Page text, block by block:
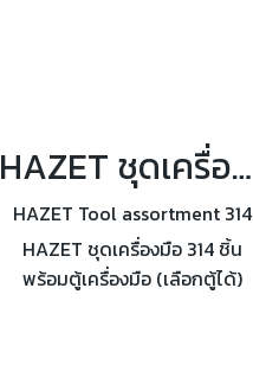
HAZET ชุดเครื่องมือ 314 ชิ้น พร้อมตู้เครื่องมือ (เลือกตู้ได้)
HAZET Tool assortment 314
HAZET ชุดเครื่องมือ 314 ชิ้น
พร้อมตู้เครื่องมือ (เลือกตู้ได้)